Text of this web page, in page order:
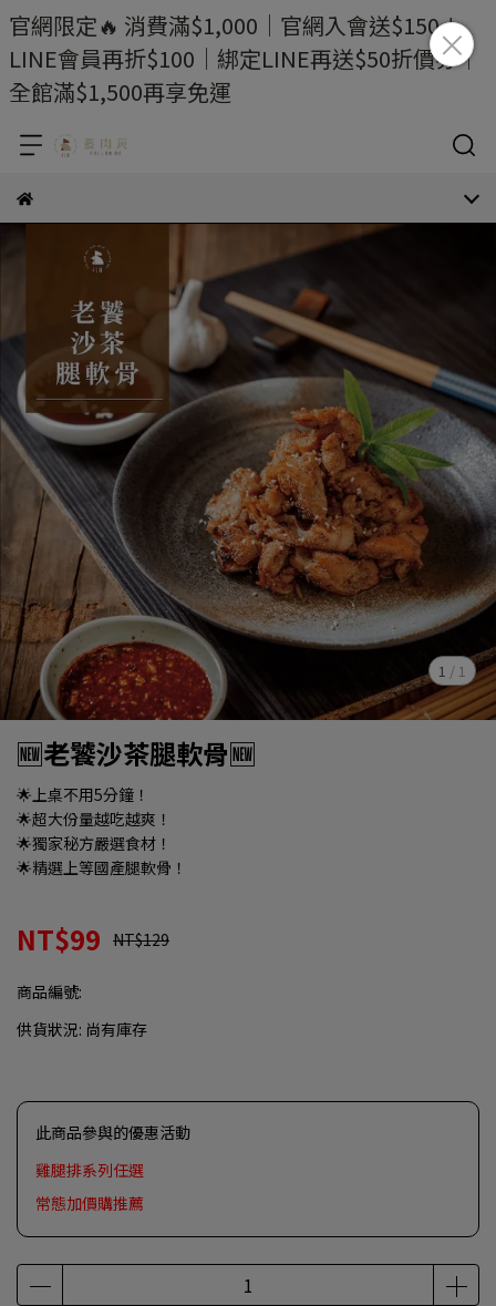
官網限定🔥 消費滿$1,000｜官網入會送$150＋
LINE會員再折$100｜綁定LINE再送$50折價券｜
全館滿$1,500再享免運
1 / 1
🆕老饕沙茶腿軟骨🆕
🌟上桌不用5分鐘！
🌟超大份量越吃越爽！
🌟獨家秘方嚴選食材！
🌟精選上等國產腿軟骨！
NT$99 NT$129
商品編號:
供貨狀況: 尚有庫存
此商品參與的優惠活動
雞腿排系列任選
常態加價購推薦